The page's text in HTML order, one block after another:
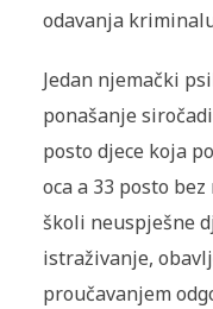
odavanja
Jedan njemački
ponašanje
posto djece koja
oca a 33 posto
školi neuspješne
istraživanje,
proučavanjem